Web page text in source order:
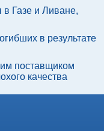
в Газе и Ливане,
в результате
поставщиком
качества